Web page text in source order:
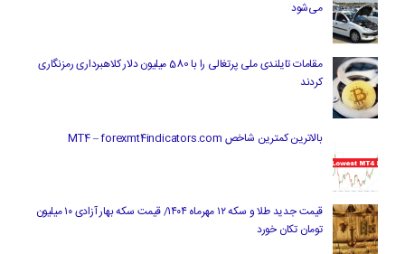
می‌شود
مقامات تایلندی ملی پرتغالی را با 580 میلیون دلار کلاهبرداری رمزنگاری
کردند
بالاترین کمترین شاخص MT4 – forexmt4indicators.com
قیمت جدید طلا و سکه ۱۲ مهرماه ۱۴۰۴/ قیمت سکه بهار آزادی ۱۰ میلیون
تومان تکان خورد